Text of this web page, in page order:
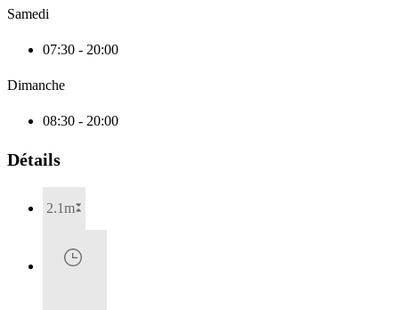
Samedi
07:30 - 20:00
Dimanche
08:30 - 20:00
Détails
2.1m